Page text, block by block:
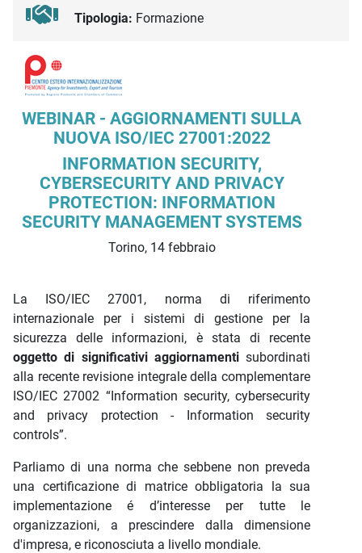
Tipologia: Formazione
Descrizione iniziativa
WEBINAR - AGGIORNAMENTI SULLA
NUOVA ISO/IEC 27001:2022
INFORMATION SECURITY,
CYBERSECURITY AND PRIVACY
PROTECTION: INFORMATION
SECURITY MANAGEMENT SYSTEMS
Torino, 14 febbraio
La ISO/IEC 27001, norma di riferimento
internazionale per i sistemi di gestione per la
sicurezza delle informazioni, è stata di recente
oggetto di significativi aggiornamentisubordinati
alla recente revisione integrale della complementare
ISO/IEC 27002 “Information security, cybersecurity
and privacy protection - Information security
controls”.
Parliamo di una norma che sebbene non preveda
una certificazione di matrice obbligatoria la sua
implementazione é d’interesse per tutte le
organizzazioni, a prescindere dalla dimensione
d'impresa, e riconosciuta a livello mondiale.